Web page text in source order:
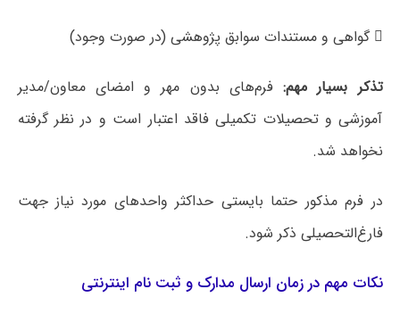
 گواهی و مستندات سوابق پژوهشی (در صورت وجود)
تذکر بسیار مهم: فرم‌های بدون مهر و امضای معاون/مدیر
آموزشی و تحصیلات تکمیلی فاقد اعتبار است و در نظر گرفته
نخواهد شد.
در فرم مذکور حتما بایستی حداکثر واحدهای مورد نیاز جهت
فارغ‌التحصیلی ذکر شود.
نکات مهم در زمان ارسال مدارک و ثبت نام اینترنتی